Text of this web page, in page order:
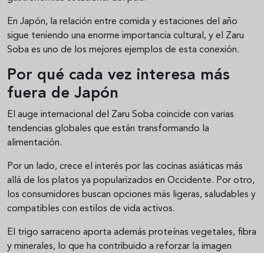
En Japón, la relación entre comida y estaciones del año
sigue teniendo una enorme importancia cultural, y el Zaru
Soba es uno de los mejores ejemplos de esta conexión.
Por qué cada vez interesa más
fuera de Japón
El auge internacional del Zaru Soba coincide con varias
tendencias globales que están transformando la
alimentación.
Por un lado, crece el interés por las cocinas asiáticas más
allá de los platos ya popularizados en Occidente. Por otro,
los consumidores buscan opciones más ligeras, saludables y
compatibles con estilos de vida activos.
El trigo sarraceno aporta además proteínas vegetales, fibra
y minerales, lo que ha contribuido a reforzar la imagen